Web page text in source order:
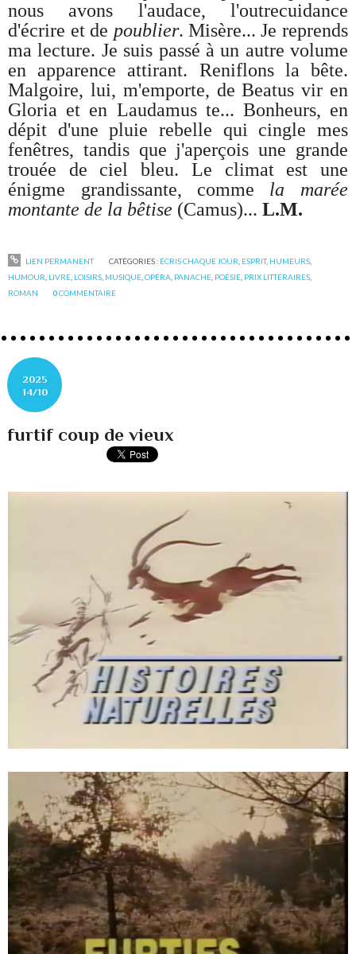
nous avons l'audace, l'outrecuidance
d'écrire et de poublier. Misère... Je reprends
ma lecture. Je suis passé à un autre volume
en apparence attirant. Reniflons la bête.
Malgoire, lui, m'emporte, de Beatus vir en
Gloria et en Laudamus te... Bonheurs, en
dépit d'une pluie rebelle qui cingle mes
fenêtres, tandis que j'aperçois une grande
trouée de ciel bleu. Le climat est une
énigme grandissante, comme la marée
montante de la bêtise (Camus)...L.M.
LIEN PERMANENT CATÉGORIES : ÉCRIS CHAQUE JOUR ESPRIT, HUMEURS,
HUMOUR LIVRE LOISIRS MUSIQUE ,OPÉRA PANACHE POÉSIE PRIX LITTÉRAIRES
ROMAN
0COMMENTAIRE
2025
14/10
furtif coup de vieux